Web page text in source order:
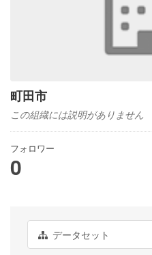
町田市
この組織には説明がありません
フォロワー
0
データセット